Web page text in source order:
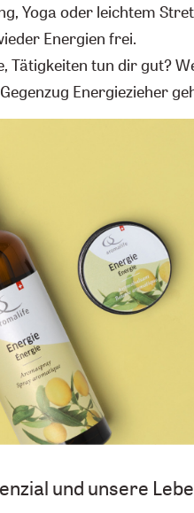
Yoga oder leichtem
Energien frei.
Tätigkeiten tun dir gut?
Energiezieher
und unsere